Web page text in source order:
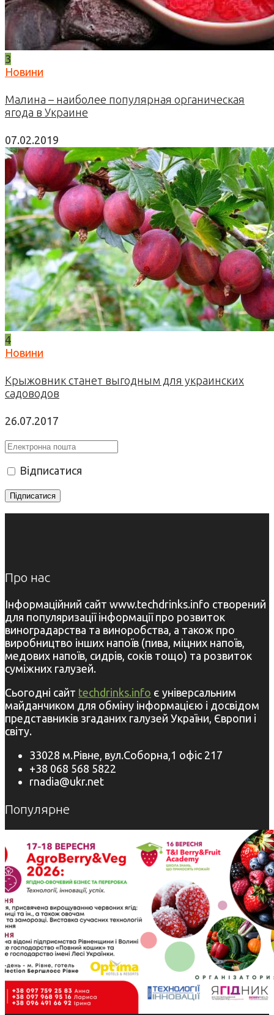
3
Новини
Малина – наиболее популярная органическая
ягода в Украине
07.02.2019
4
Новини
Крыжовник станет выгодным для украинских
садоводов
26.07.2017
Відписатися
Про нас
Інформаційний сайт www.techdrinks.info створений
для популяризації інформації про розвиток
виноградарства та виноробства, а також про
виробництво інших напоїв (пива, міцних напоїв,
медових напоїв, сидрів, соків тощо) та розвиток
суміжних галузей.
Сьогодні сайт techdrinks.info є універсальним
майданчиком для обміну інформацією і досвідом
представників згаданих галузей України, Європи і
світу.
33028 м.Рівне, вул.Соборна,1 офіс 217
+38 068 568 5822
rnadia@ukr.net
Популярне